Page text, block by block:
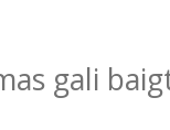
gali